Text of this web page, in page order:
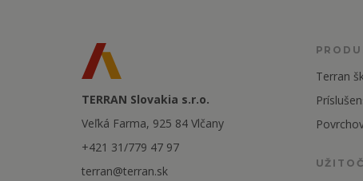
TERRAN Slovakia s.r.o.
Veľká Farma, 925 84 Vlčany
+421 31/779 47 97
terran@terran.sk
Terran